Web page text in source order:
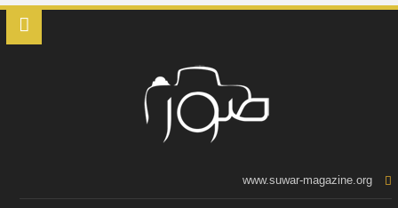
www.suwar-magazine.org